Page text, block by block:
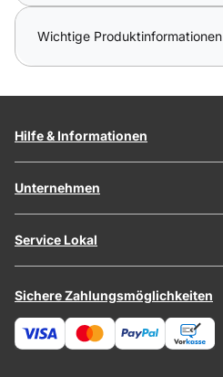
Wichtige Produktinformationen
Hilfe & Informationen
Unternehmen
Service Lokal
Sichere Zahlungsmöglichkeiten